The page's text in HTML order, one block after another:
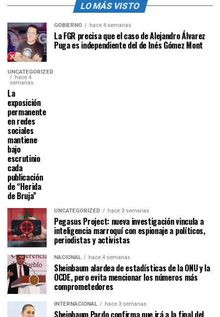
LO MÁS VISTO
GOBIERNO hace 4 semanas
La FGR precisa que el caso de Alejandro Álvarez
Puga es independiente del de Inés Gómez Mont
UNCATEGORIZED
hace 4
semanas
La
exposición
permanente
en redes
sociales
mantiene
bajo
escrutinio
cada
publicación
de “Herida
de Bruja”
UNCATEGORIZED hace 3 semanas
Pegasus Project: nueva investigación vincula a
inteligencia marroquí con espionaje a políticos,
periodistas y activistas
NACIONAL hace 4 semanas
Sheinbaum alardea de estadísticas de la ONU y la
OCDE, pero evita mencionar los números más
comprometedores
INTERNACIONAL hace 3 semanas
Sheinbaum Pardo confirma que irá a la final del